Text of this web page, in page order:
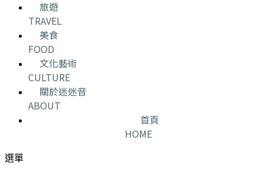
旅遊
TRAVEL
美食
FOOD
文化藝術
CULTURE
關於迷迷音
ABOUT
首頁
HOME
選單